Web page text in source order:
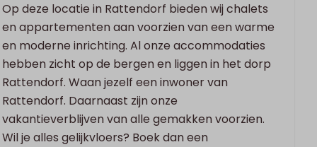
Op deze locatie in Rattendorf bieden wij chalets
en appartementen aan voorzien van een warme
en moderne inrichting. Al onze accommodaties
hebben zicht op de bergen en liggen in het dorp
Rattendorf. Waan jezelf een inwoner van
Rattendorf. Daarnaast zijn onze
vakantieverblijven van alle gemakken voorzien.
Wil je alles gelijkvloers? Boek dan een